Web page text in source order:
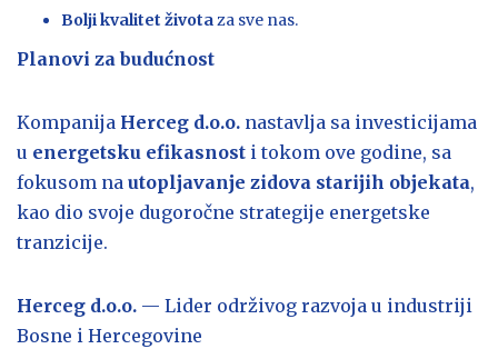
Bolji kvalitet životaza sve nas.
Planovi za budućnost
Kompanija Herceg d.o.o. nastavlja sa investicijama
u energetsku efikasnost i tokom ove godine, sa
fokusom na utopljavanje zidova starijih objekata,
kao dio svoje dugoročne strategije energetske
tranzicije.
Herceg d.o.o. — Lider održivog razvoja u industriji
Bosne i Hercegovine